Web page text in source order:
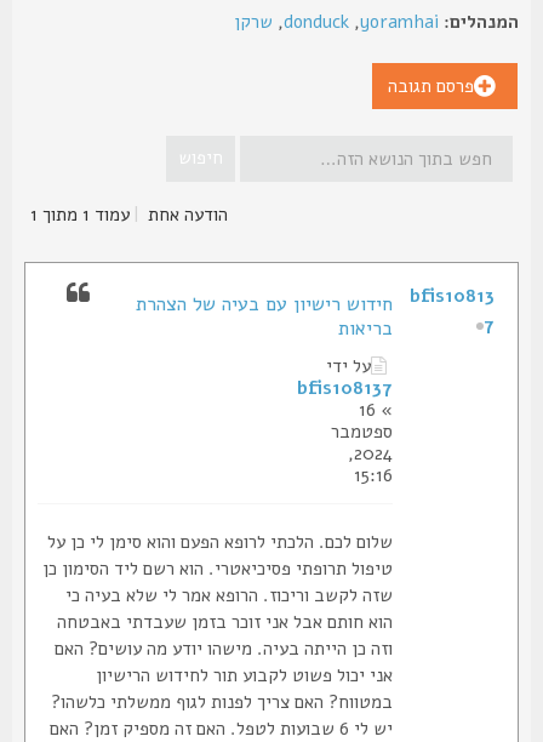
yoramhai
,
donduck
,שרקן
פרסם תגובה
הודעה אחת |עמוד1מתוך1
חידוש רישיון עם בעיה של הצהרת
בריאות
על ידי
bfis108137
ספטמבר
2024,
15:16
שלום לכם. הלכתי לרופא הפעם והוא סימן לי כן על
טיפול תרופתי פסיכיאטרי. הוא רשם ליד הסימון כן
שזה לקשב וריכוז. הרופא אמר לי שלא בעיה כי
הוא חותם אבל אני זוכר בזמן שעבדתי באבטחה
וזה כן הייתה בעיה. מישהו יודע מה עושים? האם
אני יכול פשוט לקבוע תור לחידוש הרישיון
במטווח? האם צריך לפנות לגוף ממשלתי כלשהו?
יש לי 6 שבועות לטפל. האם זה מספיק זמן? האם
bfis10813